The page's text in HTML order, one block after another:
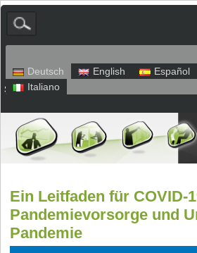
Deutsch English Español
Italiano
Sitemap Impressum
Ein Leitfaden für COVID-
Pandemievorsorge und
Pandemie